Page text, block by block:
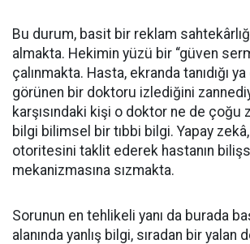
Bu durum, basit bir reklam
almakta. Hekimin yüzü bir “güven
çalınmakta. Hasta, ekranda tanıdığı
görünen bir doktoru izlediğini
karşısındaki kişi o doktor ne de çoğu
bilgi bilimsel bir tıbbi bilgi. Yapay
otoritesini taklit ederek hastanın
mekanizmasına sızmakta.
Sorunun en tehlikeli yanı da burada
alanında yanlış bilgi, sıradan bir yalan